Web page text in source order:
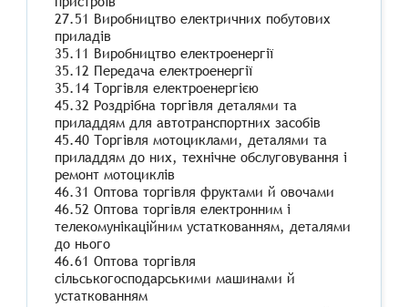
27.51 Виробництво електричних побутових
приладів
35.11 Виробництво електроенергії
35.12 Передача електроенергії
35.14 Торгівля електроенергією
45.32 Роздрібна торгівля деталями та
приладдям для автотранспортних засобів
45.40 Торгівля мотоциклами, деталями та
приладдям до них, технічне обслуговування і
ремонт мотоциклів
46.31 Оптова торгівля фруктами й овочами
46.52 Оптова торгівля електронним і
телекомунікаційним устаткованням, деталями
до нього
46.61 Оптова торгівля
сільськогосподарськими машинами й
устаткованням